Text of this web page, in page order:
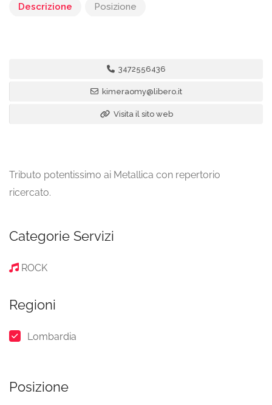
Descrizione Posizione
3472556436
kimeraomy@libero.it
Visita il sito web
Tributo potentissimo ai Metallica con repertorio
ricercato.
Categorie Servizi
ROCK
Regioni
Lombardia
Posizione